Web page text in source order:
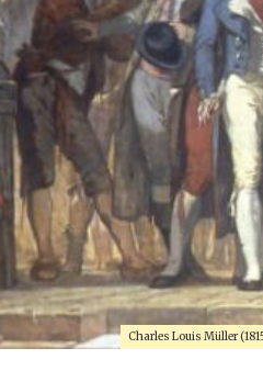
Charles Louis Müller